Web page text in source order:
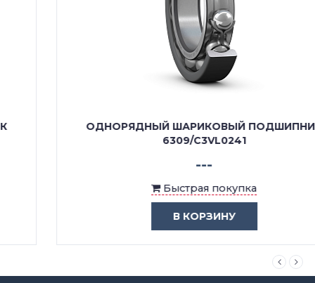
ОДНОРЯДНЫЙ ШАРИКОВЫЙ ПОДШИПНИК
6309/C3VL0241
Быстрая покупка
В КОРЗИНУ